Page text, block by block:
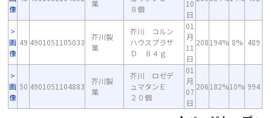
像
菓
８個
10
日
画
像
49 4901051105033
芥川製
菓
芥川 コルン
ハウスプラザ
Ｄ ８４ｇ
01
月
11
日
208194% 8% 489
画
像
50 4901051104883
芥川製
菓
芥川 ロゼデ
ュマタンＥ
２０個
01
月
07
日
206182%10% 994